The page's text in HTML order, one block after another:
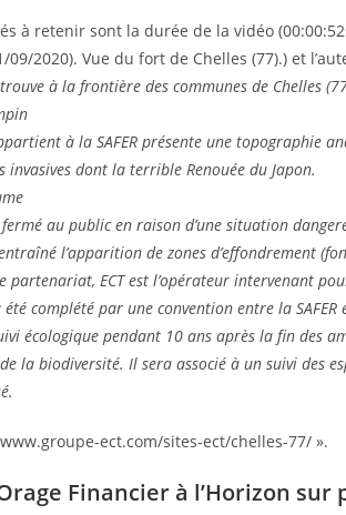
à retenir sont la durée de la vidéo
09/2020). Vue du fort de Chelles (77).) et
à la frontière des communes de Chelles
à la SAFER présente une topographie
invasives dont la terrible Renouée du Japon.
fermé au public en raison d’une situation
l’apparition de zones d’effondrement
partenariat, ECT est l’opérateur intervenant
complété par une convention entre la SAFER
écologique pendant 10 ans après la fin des
la biodiversité. Il sera associé à un suivi des
ect.com/sites-ect/chelles-77/ ».
Orage Financier à l’Horizon